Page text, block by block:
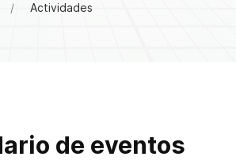
Actividades
de eventos